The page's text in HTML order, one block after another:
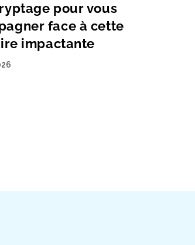
pour vous
face à cette
impactante